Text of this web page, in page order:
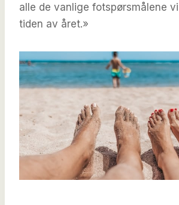
alle de vanlige fotspørsmålene
tiden av året.»